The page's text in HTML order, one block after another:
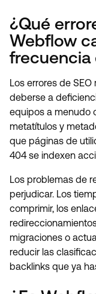
¿Qué
Webflow
frecuencia
Los errores de
deberse a
equipos a menudo
metatítulos y
que páginas de
404 se indexen
Los problemas de
perjudicar. Los
comprimir, los
migraciones o
reducir las
backlinks que ya